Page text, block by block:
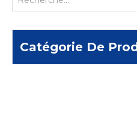
Catégorie De